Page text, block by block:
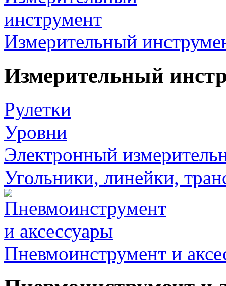
Измерительный
Измерительный
Рулетки
Уровни
Электронный
Угольники, линейки,
Пневмоинструмент и